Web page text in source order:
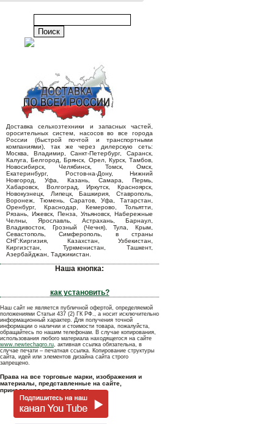
Доставка сельхозтехники и запасных частей,
оросительных систем, насосов во все города
России (быстрой почтой и транспортными
компаниями), так же через дилерскую сеть:
Москва, Владимир, Санкт-Петербург, Саранск,
Калуга, Белгород, Брянск, Орел, Курск, Тамбов,
Новосибирск, Челябинск, Томск, Омск,
Екатеринбург, Ростов-на-Дону, Нижний
Новгород, Уфа, Казань, Самара, Пермь,
Хабаровск, Волгоград, Иркутск, Красноярск,
Новокузнецк, Липецк, Башкирия, Ставрополь,
Воронеж, Тюмень, Саратов, Уфа, Татарстан,
Оренбург, Краснодар, Кемерово, Тольятти,
Рязань, Ижевск, Пенза, Ульяновск, Набережные
Челны, Ярославль, Астрахань, Барнаул,
Владивосток, Грозный (Чечня), Тула, Крым,
Севастополь, Симферополь, в страны
СНГ:Киргизия, Казахстан, Узбекистан,
Киргизстан, Туркменистан, Ташкент,
Азербайджан, Таджикистан.
Наша кнопка:
как установить?
Наш сайт не является публичной офертой, определяемой
положениями Статьи 437 (2) ГК РФ., а носит исключительно
информационный характер. Для получения точной
информации о наличии и стоимости товара, пожалуйста,
обращайтесь по нашим телефонам. В случае копирования,
использования любого материала находящегося на сайте
www.newtechagro.ru, активная ссылка обязательна, в
случае печати – печатная ссылка. Копирование структуры
сайта, идей или элементов дизайна сайта строго
запрещено.
Права на все торговые марки, изображения и
материалы, представленные на сайте,
принадлежат их владельцам.